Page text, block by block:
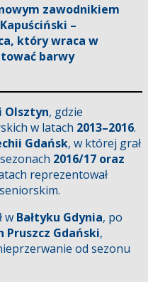
zawodnikiem
–
który wraca w
barwy
Olsztyn, gdzie
w latach 2013–2016.
Gdańsk, w której grał
2016/17 oraz
reprezentował
w Bałtyku Gdynia, po
Pruszcz Gdański,
od sezonu